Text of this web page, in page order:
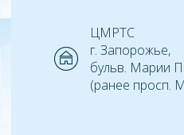
ЦМРТС
г. Запорожье,
бульв. Марии
(ранее просп.